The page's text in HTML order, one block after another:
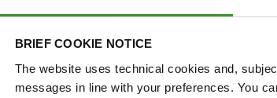
BRIEF COOKIE NOTICE
The website uses technical cookies and,
messages in line with your preferences. You
attentamente. Abbiamo già presentato
a combustibile. Potrebbero essere usate per
nei macchinari mobili, quindi sono
come abbiamo detto.